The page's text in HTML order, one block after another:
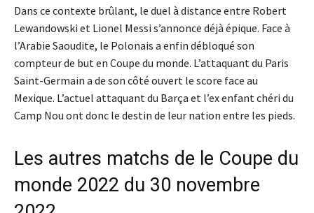
Dans ce contexte brûlant, le duel à distance entre Robert
Lewandowski et Lionel Messi s’annonce déjà épique. Face à
l’Arabie Saoudite, le Polonais a enfin débloqué son
compteur de but en Coupe du monde. L’attaquant du Paris
Saint-Germain a de son côté ouvert le score face au
Mexique. L’actuel attaquant du Barça et l’ex enfant chéri du
Camp Nou ont donc le destin de leur nation entre les pieds.
Les autres matchs de le Coupe du
monde 2022 du 30 novembre